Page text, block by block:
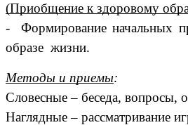
(Приобщение к здоровому
- Формирование начальных
образе жизни.
Методы и приемы:
Словесные – беседа, вопросы,
Наглядные – рассматривание